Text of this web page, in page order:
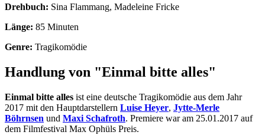
Drehbuch: Sina Flammang, Madeleine Fricke
Länge: 85 Minuten
Genre: Tragikomödie
Handlung von "Einmal bitte alles"
Einmal bitte alles ist eine deutsche Tragikomödie aus dem Jahr
2017 mit den Hauptdarstellern Luise Heyer, Jytte-Merle
Böhrnsen und Maxi Schafroth. Premiere war am 25.01.2017 auf
dem Filmfestival Max Ophüls Preis.